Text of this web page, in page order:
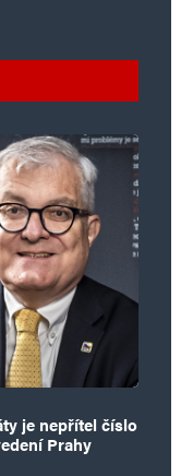
je nepřítel číslo
Prahy